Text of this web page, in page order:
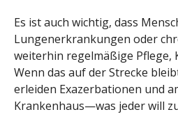
Es ist auch wichtig, dass
Lungenerkrankungen oder
weiterhin regelmäßige Pflege,
Wenn das auf der Strecke
erleiden Exazerbationen und
Krankenhaus—was jeder will